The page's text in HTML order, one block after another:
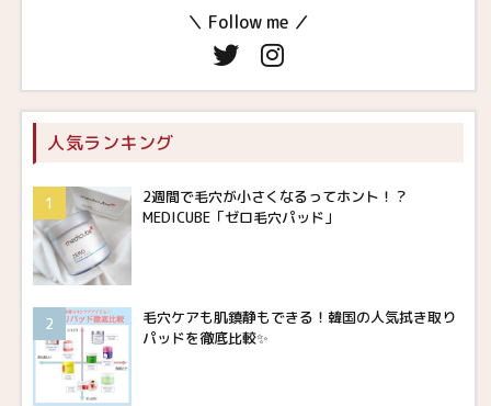
＼ Follow me ／
人気ランキング
2週間で毛穴が小さくなるってホント！？
MEDICUBE「ゼロ毛穴パッド」
毛穴ケアも肌鎮静もできる！韓国の人気拭き取り
パッドを徹底比較✨